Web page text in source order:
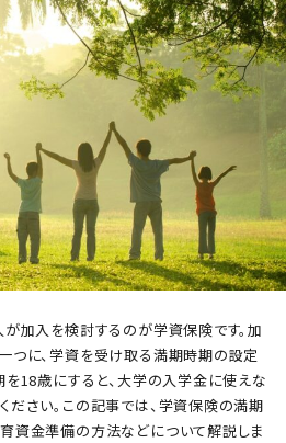
が加入を検討するのが学資保険です。加
つに、学資を受け取る満期時期の設定
を18歳にすると、大学の入学金に使えな
ださい。この記事では、学資保険の満期
資金準備の方法などについて解説しま